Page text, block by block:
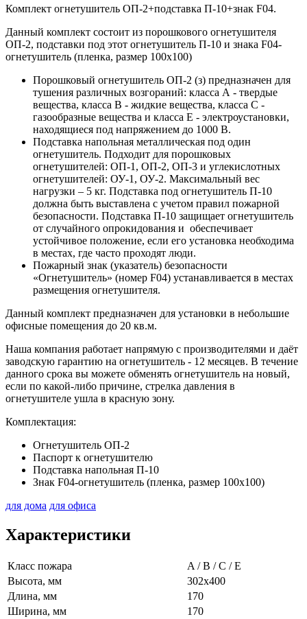
Комплект огнетушитель ОП-2+подставка П-10+знак F04.
Данный комплект состоит из порошкового огнетушителя
ОП-2, подставки под этот огнетушитель П-10 и знака F04-
огнетушитель (пленка, размер 100х100)
Порошковый огнетушитель ОП-2 (з) предназначен для
тушения различных возгораний: класса А - твердые
вещества, класса В - жидкие вещества, класса С -
газообразные вещества и класса Е - электроустановки,
находящиеся под напряжением до 1000 В.
Подставка напольная металлическая под один
огнетушитель. Подходит для порошковых
огнетушителей: ОП-1, ОП-2, ОП-3 и углекислотных
огнетушителей: ОУ-1, ОУ-2. Максимальный вес
нагрузки – 5 кг. Подставка под огнетушитель П-10
должна быть выставлена с учетом правил пожарной
безопасности. Подставка П-10 защищает огнетушитель
от случайного опрокидования и обеспечивает
устойчивое положение, если его установка необходима
в местах, где часто проходят люди.
Пожарный знак (указатель) безопасности
«Огнетушитель» (номер F04) устанавливается в местах
размещения огнетушителя.
Данный комплект предназначен для установки в небольшие
офисные помещения до 20 кв.м.
Наша компания работает напрямую с производителями и даёт
заводскую гарантию на огнетушитель - 12 месяцев. В течение
данного срока вы можете обменять огнетушитель на новый,
если по какой-либо причине, стрелка давления в
огнетушителе ушла в красную зону.
Комплектация:
Огнетушитель ОП-2
Паспорт к огнетушителю
Подставка напольная П-10
Знак F04-огнетушитель (пленка, размер 100х100)
для дома для офиса
Характеристики
Класс пожара
A / B / C / E
Высота, мм
302х400
Длина, мм
170
Ширина, мм
170